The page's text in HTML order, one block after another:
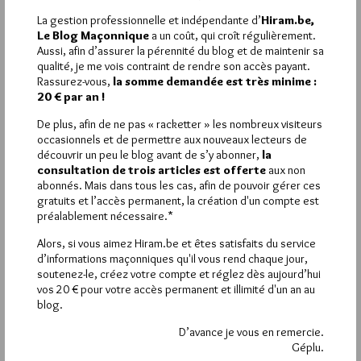
GEORGES
12 SEPTEMBRE 2011 À 8H35 / RÉPONDRE
Après quelques jours d’absence, je découvre vos échanges
que j’ai lu avec beaucoup d’intérêt. Je partage votre avis à
savoir que toute cette crise porte un très profond discrédit
sur la Franc-Maçonnerie toute entière. Au risque de froisser
Libertas, je pense que les blogs ont largement contribué à
aggraver cette crise. Oh, je ne cherche pas à les interdire car
ce serait limiter la liberté d’expression et je ne le souhaite pas
mais les blogs sont une caisse de résonance qui contribue très
entre le profane et le sacré qui est remise en cause par ces
nouveaux médias électroniques. La Franc-Maçonnerie pourra t-
elle y survivre ? amitiés à tous, Georges.
La gestion professionnelle et indépendante d’Hiram.be,
Le Blog Maçonnique a un coût, qui croît régulièrement.
Aussi, afin d’assurer la pérennité du blog et de maintenir sa
qualité, je me vois contraint de rendre son accès payant.
Rassurez-vous, la somme demandée est très minime :
20 € par an !
De plus, afin de ne pas « racketter » les nombreux visiteurs
occasionnels et de permettre aux nouveaux lecteurs de
découvrir un peu le blog avant de s’y abonner, la
consultation de trois articles est offerte aux non
abonnés. Mais dans tous les cas, afin de pouvoir gérer ces
gratuits et l’accès permanent, la création d'un compte est
préalablement nécessaire.*
Alors, si vous aimez Hiram.be et êtes satisfaits du service
d’informations maçonniques qu'il vous rend chaque jour,
soutenez-le, créez votre compte et réglez dès aujourd’hui
vos 20 € pour votre accès permanent et illimité d'un an au
blog.
D’avance je vous en remercie.
Géplu.